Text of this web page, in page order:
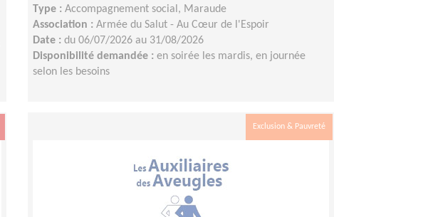
Type : Accompagnement social, Maraude
Association : Armée du Salut - Au Cœur de l'Espoir
Date : du 06/07/2026 au 31/08/2026
Disponibilité demandée : en soirée les mardis, en journée
selon les besoins
Exclusion & Pauvreté